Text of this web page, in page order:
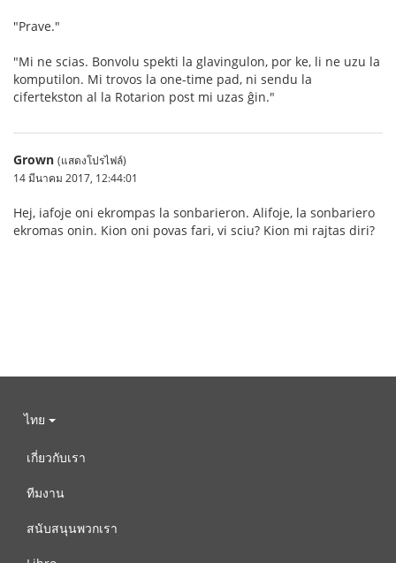
"Prave."
"Mi ne scias. Bonvolu spekti la glavingulon, por ke, li ne uzu la
komputilon. Mi trovos la one-time pad, ni sendu la
cifertekston al la Rotarion post mi uzas ĝin."
Grown (แสดงโปรไฟล์)
14 มีนาคม 2017, 12:44:01
Hej, iafoje oni ekrompas la sonbarieron. Alifoje, la sonbariero
ekromas onin. Kion oni povas fari, vi sciu? Kion mi rajtas diri?
ไทย
เกี่ยวกับเรา
ทีมงาน
สนับสนุนพวกเรา